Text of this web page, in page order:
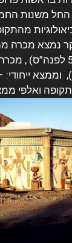
משנות
נמצא מכרה
וממצא
ואלפי